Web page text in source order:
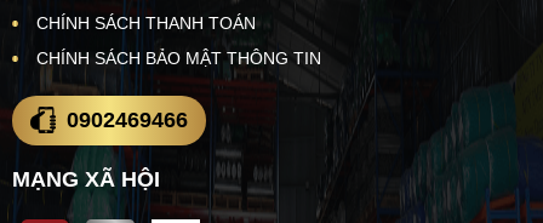
CHÍNH SÁCH THANH TOÁN
CHÍNH SÁCH BẢO MẬT THÔNG TIN
0902469466
MẠNG XÃ HỘI